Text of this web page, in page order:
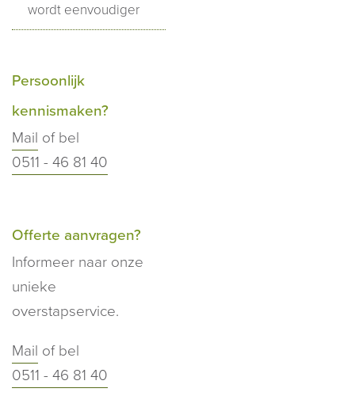
wordt eenvoudiger
Persoonlijk
kennismaken?
Mail of bel
0511 - 46 81 40
Offerte aanvragen?
Informeer naar onze
unieke
overstapservice.
Mail of bel
0511 - 46 81 40